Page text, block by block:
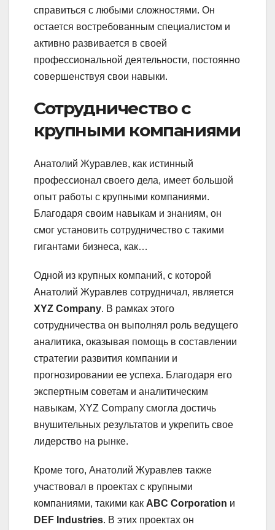
справиться с любыми сложностями. Он
остается востребованным специалистом и
активно развивается в своей
профессиональной деятельности, постоянно
совершенствуя свои навыки.
Сотрудничество с
крупными компаниями
Анатолий Журавлев, как истинный
профессионал своего дела, имеет большой
опыт работы с крупными компаниями.
Благодаря своим навыкам и знаниям, он
смог установить сотрудничество с такими
гигантами бизнеса, как…
Одной из крупных компаний, с которой
Анатолий Журавлев сотрудничал, является
XYZ Company. В рамках этого
сотрудничества он выполнял роль ведущего
аналитика, оказывая помощь в составлении
стратегии развития компании и
прогнозировании ее успеха. Благодаря его
экспертным советам и аналитическим
навыкам, XYZ Company смогла достичь
внушительных результатов и укрепить свое
лидерство на рынке.
Кроме того, Анатолий Журавлев также
участвовал в проектах с крупными
компаниями, такими как ABC Corporation и
DEF Industries. В этих проектах он